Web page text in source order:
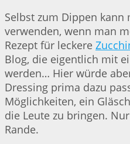
Selbst zum Dippen kann
verwenden, wenn man
Rezept für leckere
Blog, die eigentlich mit
werden… Hier würde
Dressing prima dazu
Möglichkeiten, ein
die Leute zu bringen.
Rande.